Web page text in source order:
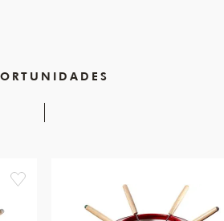
favorite